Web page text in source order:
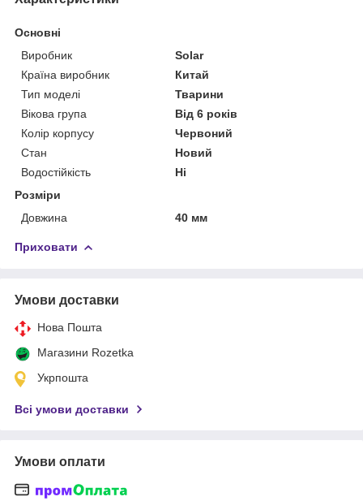
Основні
Виробник
Solar
Країна виробник
Китай
Тип моделі
Тварини
Вікова група
Від 6 років
Колір корпусу
Червоний
Стан
Новий
Водостійкість
Ні
Розміри
Довжина
40 мм
Приховати
Умови доставки
Нова Пошта
Магазини Rozetka
Укрпошта
Всі умови доставки
Умови оплати